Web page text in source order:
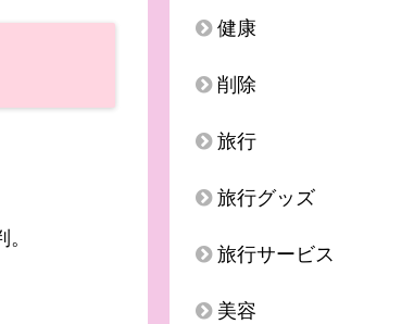
健康
削除
旅行
旅行グッズ
旅行サービス
美容